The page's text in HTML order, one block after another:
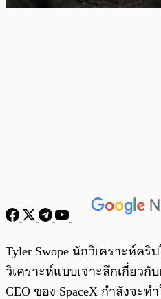
Tyler Swope นักวิเคราะห์ค
วิเคราะห์แบบเจาะลึกเกี่ยวกั
CEO ของ SpaceX กำลังจะท